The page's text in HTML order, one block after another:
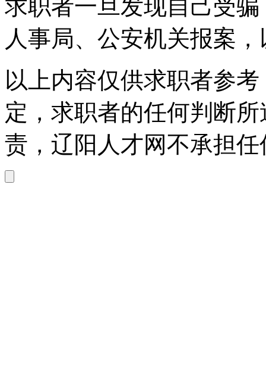
求职者一旦发现自己受
人事局、公安机关报案
以上内容仅供求职者参
定，求职者的任何判断
责，辽阳人才网不承担